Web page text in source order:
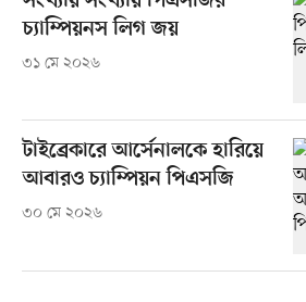
চ্যাম্পিয়নস লিগ জয়
৩১ মে ২০২৬
টাইব্রেকারে আর্সেনালকে হারিয়ে
আবারও চ্যাম্পিয়ন পিএসজি
৩০ মে ২০২৬